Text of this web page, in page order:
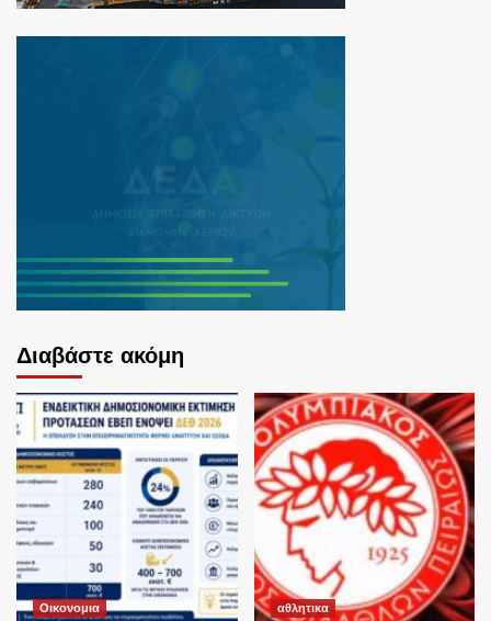
Διαβάστε ακόμη
Οικονομια αθλητικα